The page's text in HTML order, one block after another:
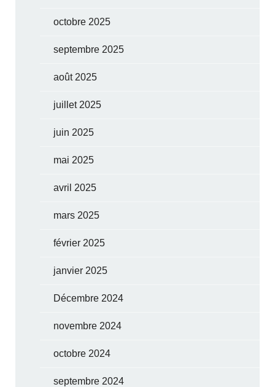
octobre 2025
septembre 2025
août 2025
juillet 2025
juin 2025
mai 2025
avril 2025
mars 2025
février 2025
janvier 2025
Décembre 2024
novembre 2024
octobre 2024
septembre 2024